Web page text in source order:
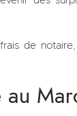
de
au